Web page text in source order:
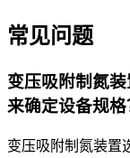
常见问题
变压吸附制氮
来确定设备规格
变压吸附制氮装置